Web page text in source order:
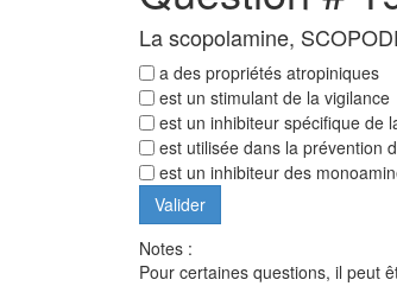
La scopolamine,
a des propriétés atropiniques
est un stimulant de la vigilance
est un inhibiteur spécifique de
est utilisée dans la prévention
est un inhibiteur des
Notes :
Pour certaines questions, il peut